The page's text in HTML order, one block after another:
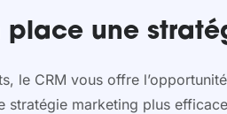
place une
le CRM vous offre l’opportunité
marketing plus